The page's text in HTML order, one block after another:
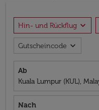
Hin- und Rückflug expand_more
Gutscheincode expand_more
Ab
Kuala Lumpur (KUL),
Nach